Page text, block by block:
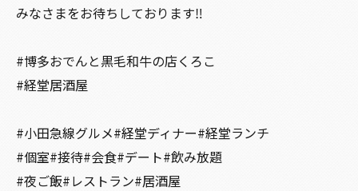
みなさまをお待ちしております‼️
#博多おでんと黒毛和牛の店くろこ
#経堂居酒屋
#小田急線グルメ#経堂ディナー#経堂ランチ
#個室#接待#会食#デート#飲み放題
#夜ご飯#レストラン#居酒屋